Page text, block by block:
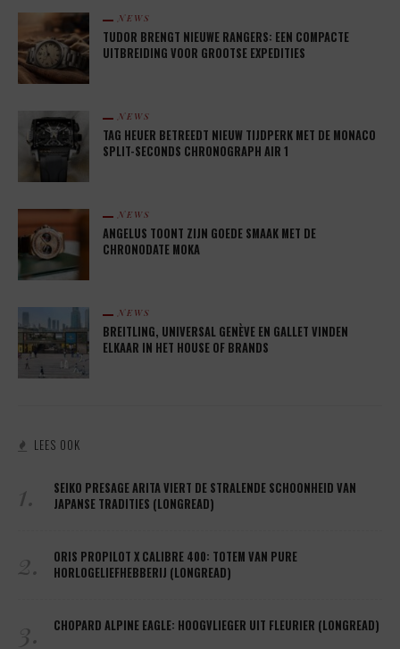
NEWS
TUDOR BRENGT NIEUWE RANGERS: EEN COMPACTE
UITBREIDING VOOR GROOTSE EXPEDITIES
NEWS
TAG HEUER BETREEDT NIEUW TIJDPERK MET DE MONACO
SPLIT-SECONDS CHRONOGRAPH AIR 1
NEWS
ANGELUS TOONT ZIJN GOEDE SMAAK MET DE
CHRONODATE MOKA
NEWS
BREITLING, UNIVERSAL GENÈVE EN GALLET VINDEN
ELKAAR IN HET HOUSE OF BRANDS
LEES OOK
1.
SEIKO PRESAGE ARITA VIERT DE STRALENDE SCHOONHEID VAN
JAPANSE TRADITIES (LONGREAD)
2.
ORIS PROPILOT X CALIBRE 400: TOTEM VAN PURE
HORLOGELIEFHEBBERIJ (LONGREAD)
3. CHOPARD ALPINE EAGLE: HOOGVLIEGER UIT FLEURIER (LONGREAD)